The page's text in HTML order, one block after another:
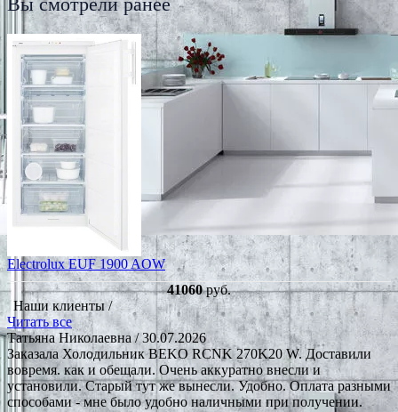
Electrolux EUF 1900 AOW
41060руб.
Наши клиенты /
Читать все
Татьяна Николаевна / 30.07.2026
Заказала Холодильник BEKO RCNK 270K20 W. Доставили
вовремя. как и обещали. Очень аккуратно внесли и
установили. Старый тут же вынесли. Удобно. Оплата разными
способами - мне было удобно наличными при получении.